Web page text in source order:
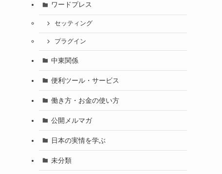
ワードプレス
セッティング
プラグイン
中東関係
便利ツール・サービス
働き方・お金の使い方
公開メルマガ
日本の実情を学ぶ
未分類